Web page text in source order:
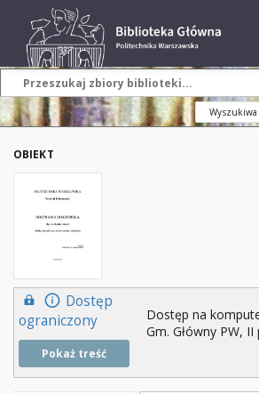
OBIEKT
Dostęp
ograniczony
Pokaż treść
Dostęp na
Gm. Główny PW,